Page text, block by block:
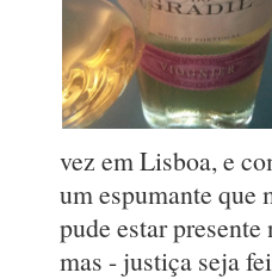
vez em Lisboa, e
um espumante que
pude estar
mas - justiça seja